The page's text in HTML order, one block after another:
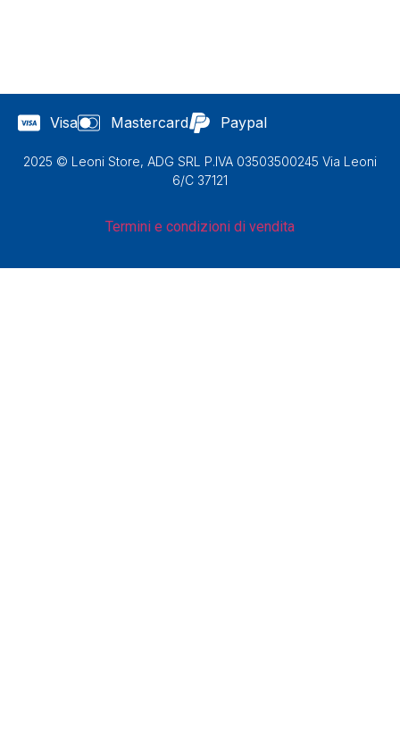
Visa Mastercard Paypal
2025 © Leoni Store, ADG SRL P.IVA 03503500245 Via Leoni
6/C 37121
Termini e condizioni di vendita